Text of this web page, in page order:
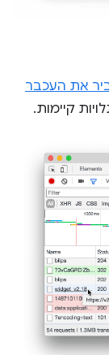
את העכבר
קיימות.